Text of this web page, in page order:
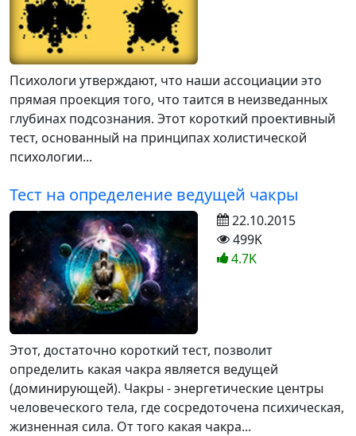
Психологи утверждают, что наши ассоциации это
прямая проекция того, что таится в неизведанных
глубинах подсознания. Этот короткий проективный
тест, основанный на принципах холистической
психологии...
Тест на определение ведущей чакры
Этот, достаточно короткий тест, позволит
определить какая чакра является ведущей
(доминирующей). Чакры - энергетические центры
человеческого тела, где сосредоточена психическая,
жизненная сила. От того какая чакра...
22.10.2015
499K
4.7K